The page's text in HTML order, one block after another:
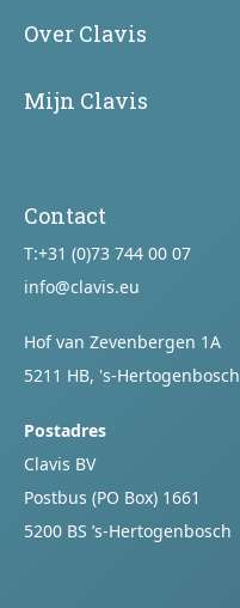
Over Clavis
Mijn Clavis
Contact
T:+31 (0)73 744 00 07
info@clavis.eu
Hof van Zevenbergen 1A
5211 HB, 's-Hertogenbosch
Postadres
Clavis BV
Postbus (PO Box) 1661
5200 BS ’s-Hertogenbosch